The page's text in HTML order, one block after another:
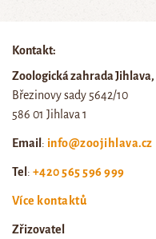
Kontakt:
Zoologická zahrada
Březinovy sady 5642/10
586 01 Jihlava 1
Email : info@zoojihlava.cz
Tel : +420 565 596 999
Více kontaktů
Zřizovatel